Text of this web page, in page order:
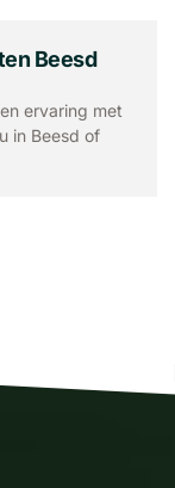
Beesd
ervaring met
in Beesd of